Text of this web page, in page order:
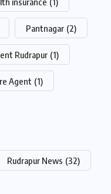
Pantnagar (2)
Rudrapur (1)
Agent (1)
Rudrapur News (32)